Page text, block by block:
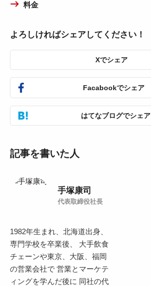
料金
よろしければシェアしてください！
Xでシェア
Facabookでシェア
はてなブログでシェア
記事を書いた人
手塚康司
代表取締役社長
1982年生まれ、北海道出身、
専門学校を卒業後、 大手飲食
チェーンや東京、大阪、福岡
の営業会社で 営業とマーケテ
ィングを学んだ後に 同社の代